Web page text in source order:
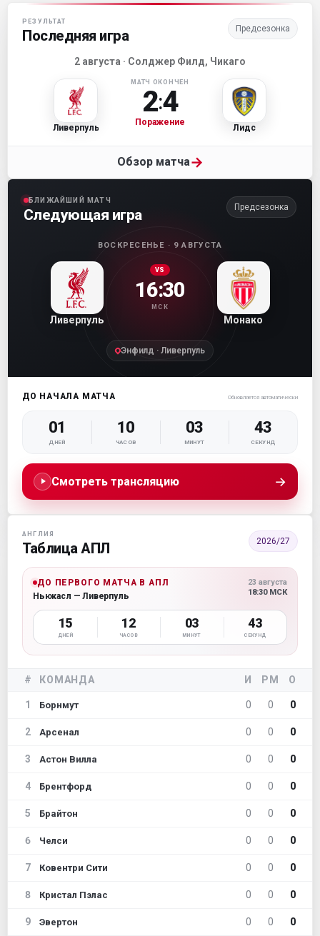
Матч-центр «Ливерпуля»
РЕЗУЛЬТАТ
Последняя игра Предсезонка
2 августа · Солджер Филд, Чикаго
Ливерпуль
МАТЧ ОКОНЧЕН
2:4
Поражение
Лидс
Обзор матча→
БЛИЖАЙШИЙ МАТЧ
Следующая игра Предсезонка
ВОСКРЕСЕНЬЕ · 9 АВГУСТА
Ливерпуль
VS
16:30
МСК
Монако
Энфилд · Ливерпуль
ДО НАЧАЛА МАТЧА Обновляется автоматически
01
ДНЕЙ
10
ЧАСОВ
03
МИНУТ
41
СЕКУНД
Смотреть трансляцию →
АНГЛИЯ
Таблица АПЛ 2026/27
ДО ПЕРВОГО МАТЧА В АПЛ
Ньюкасл — Ливерпуль
23 августа
18:30 МСК
15
ДНЕЙ
12
ЧАСОВ
03
МИНУТ
41
СЕКУНД
# КОМАНДА И РМ О
1 Борнмут 0 0 0
2 Арсенал 0 0 0
3 Астон Вилла 0 0 0
4 Брентфорд 0 0 0
5 Брайтон 0 0 0
6 Челси 0 0 0
7 Ковентри Сити 0 0 0
8 Кристал Пэлас 0 0 0
9 Эвертон 0 0 0